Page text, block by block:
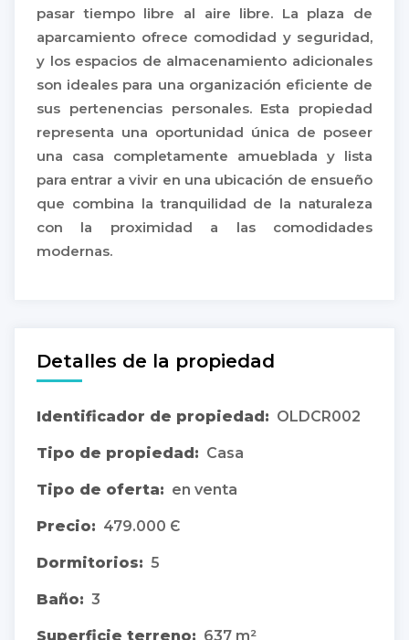
pasar tiempo libre al aire libre. La plaza de
aparcamiento ofrece comodidad y seguridad,
y los espacios de almacenamiento adicionales
son ideales para una organización eficiente de
sus pertenencias personales. Esta propiedad
representa una oportunidad única de poseer
una casa completamente amueblada y lista
para entrar a vivir en una ubicación de ensueño
que combina la tranquilidad de la naturaleza
con la proximidad a las comodidades
modernas.
Detalles de la propiedad
Identificador de propiedad: OLDCR002
Tipo de propiedad: Casa
Tipo de oferta: en venta
Precio: 479.000 Є
Dormitorios: 5
Baño: 3
Superficie terreno: 637 m²